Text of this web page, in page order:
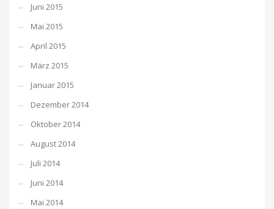
Juni 2015
Mai 2015
April 2015
März 2015
Januar 2015
Dezember 2014
Oktober 2014
August 2014
Juli 2014
Juni 2014
Mai 2014